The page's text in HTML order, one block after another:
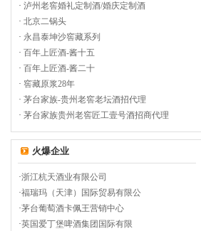
· 泸州老窖婚礼定制酒/婚庆定制酒
· 北京二锅头
· 永昌泰坤沙窖藏系列
· 百年上匠酒-酱十五
· 百年上匠酒-酱二十
· 窖藏原浆28年
· 茅台家族-贵州老窖老坛酒招代理
· 茅台家族贵州老窖匠工壹号酒招商代理
火爆企业
·浙江杭天酒业有限公司
·福瑞玛（天津）国际贸易有限公
·茅台葡萄酒卡佩王营销中心
·英国爱丁堡啤酒集团国际有限